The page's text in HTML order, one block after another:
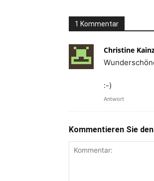
1 Kommentar
Christine
:-)
Antwort
Kommentieren Sie